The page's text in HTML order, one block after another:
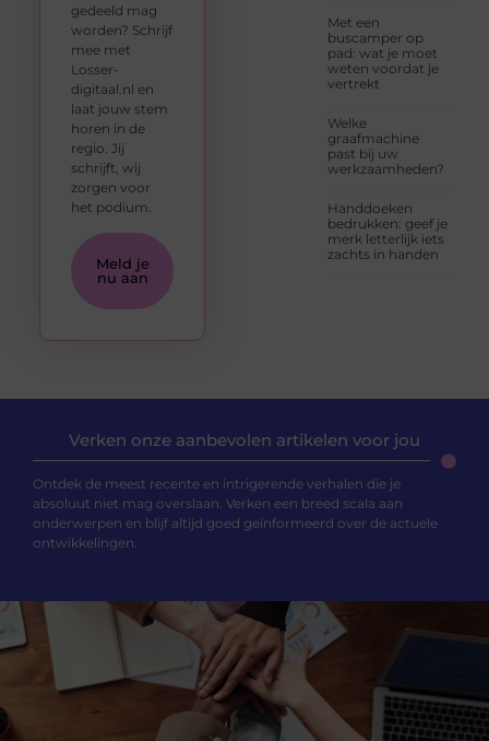
Met een
buscamper op
pad: wat je moet
weten voordat je
vertrekt
Welke
graafmachine
past bij uw
werkzaamheden?
Handdoeken
bedrukken: geef je
merk letterlijk iets
zachts in handen
gedeeld mag
worden? Schrijf
mee met
Losser-
digitaal.nl en
laat jouw stem
horen in de
regio. Jij
schrijft, wij
zorgen voor
het podium.
Meld je
nu aan
Verken onze aanbevolen artikelen voor jou
Ontdek de meest recente en intrigerende verhalen die je
absoluut niet mag overslaan. Verken een breed scala aan
onderwerpen en blijf altijd goed geïnformeerd over de actuele
ontwikkelingen.